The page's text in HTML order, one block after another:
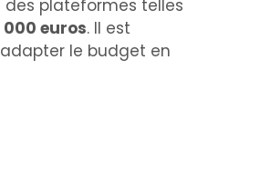
des plateformes telles
000 euros. Il est
le budget en